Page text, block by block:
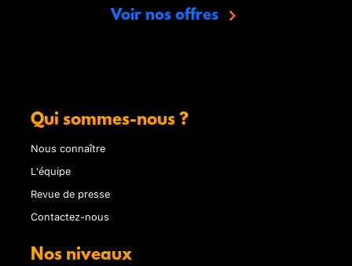
Voir nos offres
Qui sommes-nous ?
Nous connaître
L'équipe
Revue de presse
Contactez-nous
Nos niveaux